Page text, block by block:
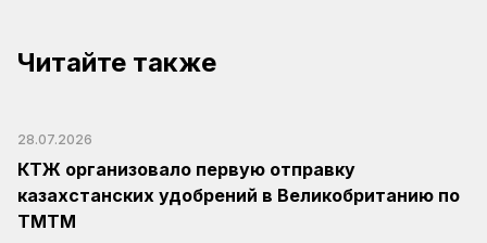
Читайте также
28.07.2026
КТЖ организовало первую отправку
казахстанских удобрений в Великобританию по
ТМТМ